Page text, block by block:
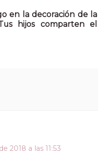
en la decoración de la
hijos comparten el
2018 a las 11:53